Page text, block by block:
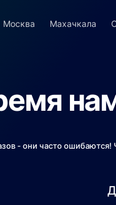
Москва Махачкала
- они часто